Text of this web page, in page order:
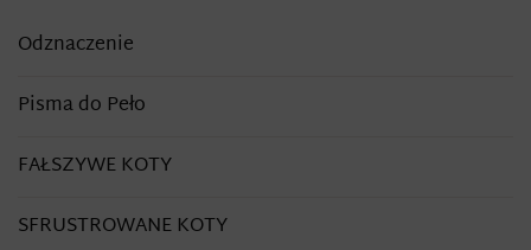
Odznaczenie
Pisma do Peło
FAŁSZYWE KOTY
SFRUSTROWANE KOTY